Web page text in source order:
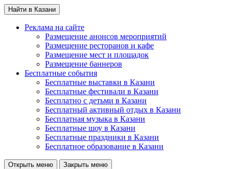
Найти в Казани
Реклама на сайте
Размещение анонсов мероприятий
Размещение ресторанов и кафе
Размещение мест и площадок
Размещение баннеров
Бесплатные события
Бесплатные выставки в Казани
Бесплатные фестивали в Казани
Бесплатно с детьми в Казани
Бесплатный активный отдых в Казани
Бесплатная музыка в Казани
Бесплатные шоу в Казани
Бесплатные праздники в Казани
Бесплатное образование в Казани
Открыть меню Закрыть меню